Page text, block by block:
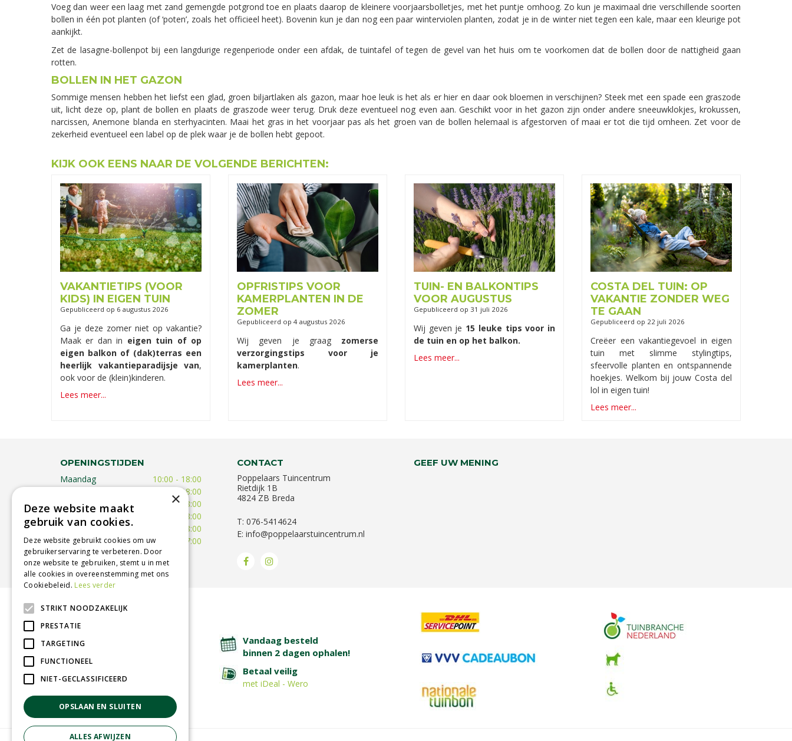
Voeg dan weer een laag met zand gemengde potgrond toe en plaats daarop de kleinere voorjaarsbolletjes, met het puntje omhoog. Zo kun je maximaal drie verschillende soorten
bollen in één pot planten (of ‘poten’, zoals het officieel heet). Bovenin kun je dan nog een paar winterviolen planten, zodat je in de winter niet tegen een kale, maar een kleurige pot
aankijkt.
Zet de lasagne-bollenpot bij een langdurige regenperiode onder een afdak, de tuintafel of tegen de gevel van het huis om te voorkomen dat de bollen door de nattigheid gaan
rotten.
BOLLEN IN HET GAZON
Sommige mensen hebben het liefst een glad, groen biljartlaken als gazon, maar hoe leuk is het als er hier en daar ook bloemen in verschijnen? Steek met een spade een graszode
uit, licht deze op, plant de bollen en plaats de graszode weer terug. Druk deze eventueel nog even aan. Geschikt voor in het gazon zijn onder andere sneeuwklokjes, krokussen,
narcissen, Anemone blanda en sterhyacinten. Maai het gras in het voorjaar pas als het groen van de bollen helemaal is afgestorven of maai er tot die tijd omheen. Zet voor de
zekerheid eventueel een label op de plek waar je de bollen hebt gepoot.
KIJK OOK EENS NAAR DE VOLGENDE BERICHTEN:
VAKANTIETIPS (VOOR
KIDS) IN EIGEN TUIN
Gepubliceerd op 6 augustus 2026
Ga je deze zomer niet op vakantie?
Maak er dan in eigen tuin of op
eigen balkon of (dak)terras een
heerlijk vakantieparadijsje van,
ook voor de (klein)kinderen.
Lees meer...
OPFRISTIPS VOOR
KAMERPLANTEN IN DE
ZOMER
Gepubliceerd op 4 augustus 2026
Wij geven je graag zomerse
verzorgingstips voor je
kamerplanten.
Lees meer...
TUIN- EN BALKONTIPS
VOOR AUGUSTUS
Gepubliceerd op 31 juli 2026
Wij geven je 15 leuke tips voor in
de tuin en op het balkon.
Lees meer...
COSTA DEL TUIN: OP
VAKANTIE ZONDER WEG
TE GAAN
Gepubliceerd op 22 juli 2026
Creëer een vakantiegevoel in eigen
tuin met slimme stylingtips,
sfeervolle planten en ontspannende
hoekjes. Welkom bij jouw Costa del
lol in eigen tuin!
Lees meer...
OPENINGSTIJDEN
Maandag
10:00 - 18:00
09:30 - 18:00
Woensdag
09:30 - 18:00
Donderdag
09:30 - 18:00
Vrijdag
09:00 - 18:00
Zaterdag
09:00 - 17:00
Toon alle openingstijden
CONTACT
Poppelaars Tuincentrum
Rietdijk 1B
4824 ZB Breda
T: 076-5414624
E: info@poppelaarstuincentrum.nl
GEEF UW MENING
BETROUWBARE SERVICE
Lage verzendkosten
Vandaag besteld
binnen 2 dagen ophalen!
Betaal veilig
met iDeal - Wero
×
Deze website maakt
gebruik van cookies.
Deze website gebruikt cookies om uw
gebruikerservaring te verbeteren. Door
onze website te gebruiken, stemt u in met
alle cookies in overeenstemming met ons
Cookiebeleid. Lees verder
STRIKT NOODZAKELIJK
PRESTATIE
TARGETING
FUNCTIONEEL
NIET-GECLASSIFICEERD
OPSLAAN EN SLUITEN
ALLES AFWIJZEN